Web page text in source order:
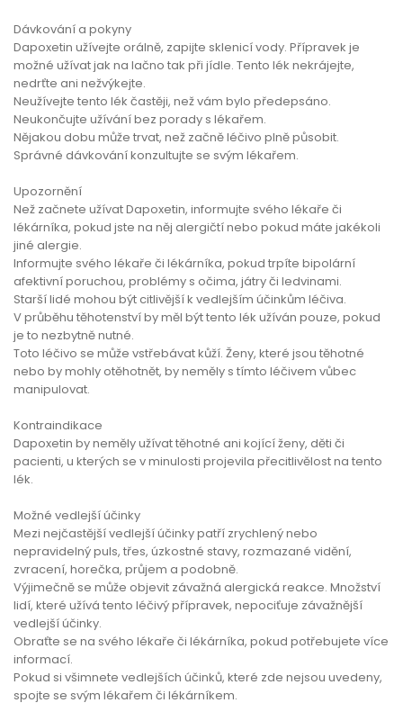
Dávkování a pokyny
Dapoxetin užívejte orálně, zapijte sklenicí vody. Přípravek je
možné užívat jak na lačno tak při jídle. Tento lék nekrájejte,
nedrťte ani nežvýkejte.
Neužívejte tento lék častěji, než vám bylo předepsáno.
Neukončujte užívání bez porady s lékařem.
Nějakou dobu může trvat, než začně léčivo plně působit.
Správné dávkování konzultujte se svým lékařem.
Upozornění
Než začnete užívat Dapoxetin, informujte svého lékaře či
lékárníka, pokud jste na něj alergičtí nebo pokud máte jakékoli
jiné alergie.
Informujte svého lékaře či lékárníka, pokud trpíte bipolární
afektivní poruchou, problémy s očima, játry či ledvinami.
Starší lidé mohou být citlivější k vedlejším účinkům léčiva.
V průběhu těhotenství by měl být tento lék užíván pouze, pokud
je to nezbytně nutné.
Toto léčivo se může vstřebávat kůží. Ženy, které jsou těhotné
nebo by mohly otěhotnět, by neměly s tímto léčivem vůbec
manipulovat.
Kontraindikace
Dapoxetin by neměly užívat těhotné ani kojící ženy, děti či
pacienti, u kterých se v minulosti projevila přecitlivělost na tento
lék.
Možné vedlejší účinky
Mezi nejčastější vedlejší účinky patří zrychlený nebo
nepravidelný puls, třes, úzkostné stavy, rozmazané vidění,
zvracení, horečka, průjem a podobně.
Výjimečně se může objevit závažná alergická reakce. Množství
lidí, které užívá tento léčivý přípravek, nepociťuje závažnější
vedlejší účinky.
Obraťte se na svého lékaře či lékárníka, pokud potřebujete více
informací.
Pokud si všimnete vedlejších účinků, které zde nejsou uvedeny,
spojte se svým lékařem či lékárníkem.